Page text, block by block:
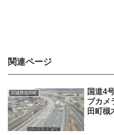
関連ページ
宮城県柴田町
国道4
ブカメ
田町槻